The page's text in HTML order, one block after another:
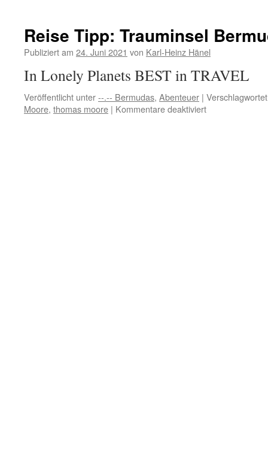
Reise Tipp: Trauminsel
Publiziert am 24. Juni 2021 von Karl-Heinz Hänel
In Lonely Planets BEST in TRAVEL
Veröffentlicht unter--.-- Bermudas, Abenteuer |
Moore, thomas moore | Kommentare deaktiviertfür